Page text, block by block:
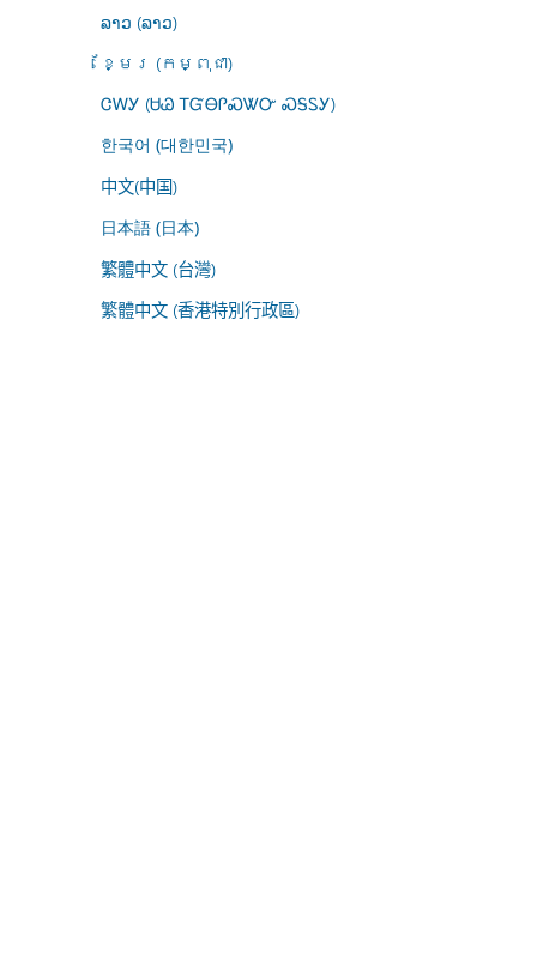
ລາວ (ລາວ)
ខ្មែរ (កម្ពុជា)
ᏣᎳᎩ (ᏌᏊ ᎢᏳᎾᎵᏍᏔᏅ ᏍᎦᏚᎩ)
한국어 (대한민국)
中文(中国)
日本語 (日本)
繁體中文 (台灣)
繁體中文 (香港特別行政區)